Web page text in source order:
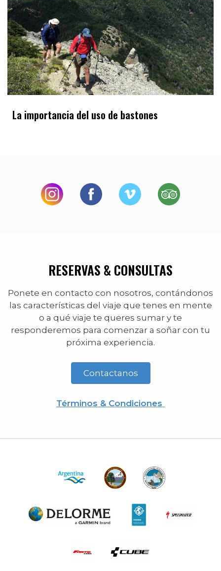
La importancia del uso de bastones
RESERVAS & CONSULTAS
Ponete en contacto con nosotros, contándonos
las características del viaje que tenes en mente
o a qué viaje te queres sumar y te
responderemos para comenzar a soñar con tu
próxima experiencia.
Contactanos
Términos & Condiciones